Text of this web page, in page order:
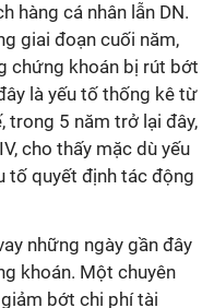
hàng cá nhân lẫn DN.
giai đoạn cuối năm,
chứng khoán bị rút bớt
là yếu tố thống kê từ
trong 5 năm trở lại đây,
cho thấy mặc dù yếu
tố quyết định tác động
những ngày gần đây
khoán. Một chuyên
bớt chi phí tài